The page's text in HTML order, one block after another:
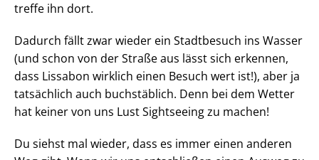
treffe ihn dort.
Dadurch fällt zwar wieder ein Stadtbesuch ins Wasser
(und schon von der Straße aus lässt sich erkennen,
dass Lissabon wirklich einen Besuch wert ist!), aber ja
tatsächlich auch buchstäblich. Denn bei dem Wetter
hat keiner von uns Lust Sightseeing zu machen!
Du siehst mal wieder, dass es immer einen anderen